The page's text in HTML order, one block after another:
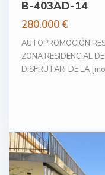
B-403AD-14
280.000 €
AUTOPROMOCIÓN
ZONA RESIDENCIAL
DISFRUTAR DE LA